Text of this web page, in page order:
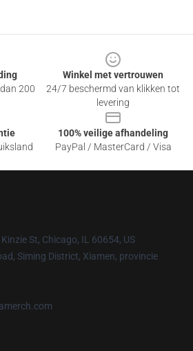
200
Winkel met vertrouwen
24/7 beschermd van klikken tot
levering
100% veilige afhandeling
PayPal / MasterCard / Visa
Kinzie St, Chicago, IL 60654, US
Siming District, Xiamen, provincie